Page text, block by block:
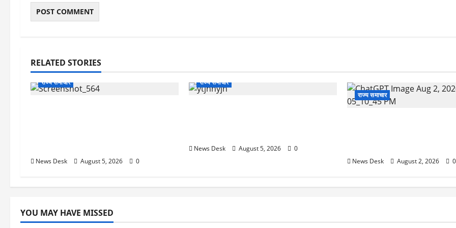
RELATED STORIES
राज्य समाचार
News Desk August 5, 2026 0
राज्य समाचार
News Desk August 5, 2026 0
राज्य समाचार
News Desk August 2, 2026 0
YOU MAY HAVE MISSED